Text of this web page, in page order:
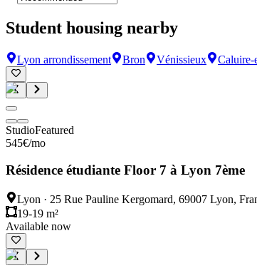
Student housing nearby
Lyon arrondissement Bron Vénissieux Caluire-
StudioFeatured
545€/mo
Résidence étudiante Floor 7 à Lyon 7ème
Lyon · 25 Rue Pauline Kergomard, 69007 Lyon,
19-19 m²
Available now